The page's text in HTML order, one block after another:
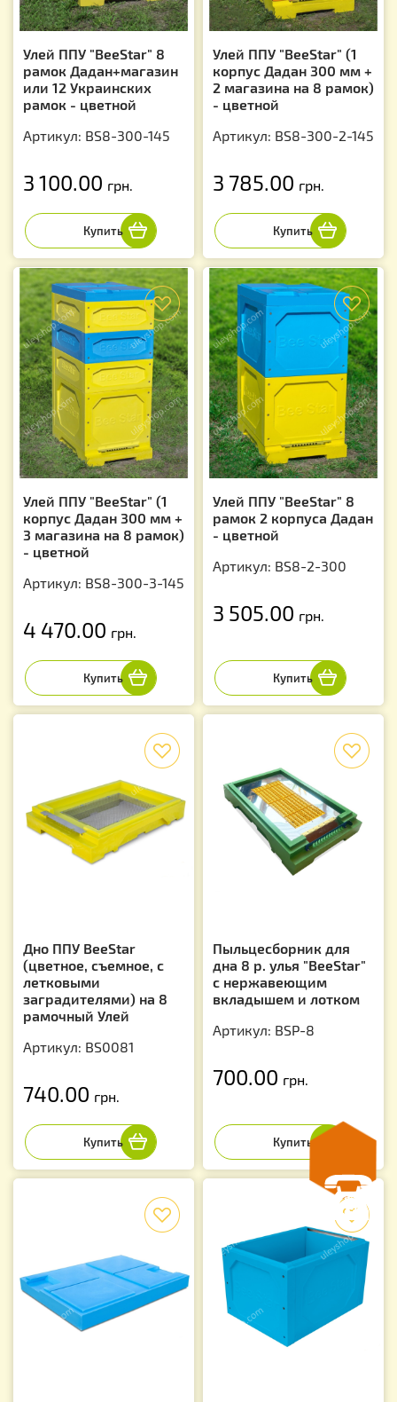
Улей ППУ "BeeStar" 8
рамок Дадан+магазин
или 12 Украинских
рамок - цветной
Артикул: BS8-300-145
3 100.00 грн.
Улей ППУ "BeeStar" (1
корпус Дадан 300 мм +
2 магазина на 8 рамок)
- цветной
Артикул: BS8-300-2-145
3 785.00 грн.
Улей ППУ "BeeStar" (1
корпус Дадан 300 мм +
3 магазина на 8 рамок)
- цветной
Артикул: BS8-300-3-145
4 470.00 грн.
Улей ППУ "BeeStar" 8
рамок 2 корпуса Дадан
- цветной
Артикул: BS8-2-300
3 505.00 грн.
Дно ППУ BeeStar
(цветное, съемное, с
летковыми
заградителями) на 8
рамочный Улей
Артикул: BS0081
740.00 грн.
Пыльцесборник для
дна 8 р. улья "BeeStar"
с нержавеющим
вкладышем и лотком
Артикул: BSP-8
700.00 грн.